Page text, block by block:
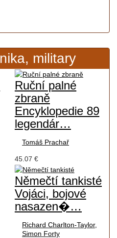
military
Ruční palné
zbraně
Encyklopedie 89
legendár…
Tomáš Prachař
45.07 €
Němečtí tankisté
Vojáci, bojové
nasazen�…
Richard Charlton-Taylor,
Simon Forty